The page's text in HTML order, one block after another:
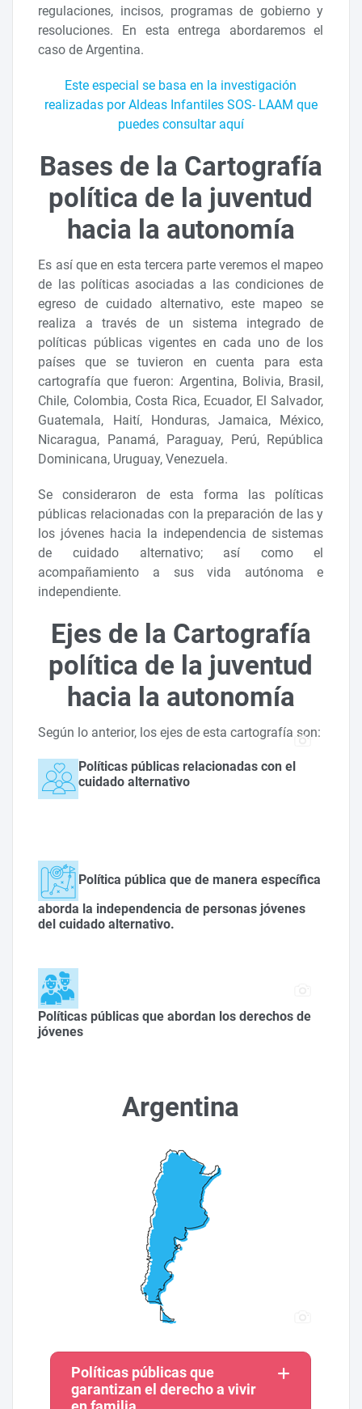
regulaciones, incisos, programas de gobierno y
resoluciones. En esta entrega abordaremos el
caso de Argentina.
Este especial se basa en la investigación
realizadas por Aldeas Infantiles SOS- LAAM que
puedes consultar aquí
Bases de la Cartografía
política de la juventud
hacia la autonomía
Es así que en esta tercera parte veremos el mapeo
de las políticas asociadas a las condiciones de
egreso de cuidado alternativo, este mapeo se
realiza a través de un sistema integrado de
políticas públicas vigentes en cada uno de los
países que se tuvieron en cuenta para esta
cartografía que fueron: Argentina, Bolivia, Brasil,
Chile, Colombia, Costa Rica, Ecuador, El Salvador,
Guatemala, Haití, Honduras, Jamaica, México,
Nicaragua, Panamá, Paraguay, Perú, República
Dominicana, Uruguay, Venezuela.
Se consideraron de esta forma las políticas
públicas relacionadas con la preparación de las y
los jóvenes hacia la independencia de sistemas
de cuidado alternativo; así como el
acompañamiento a sus vida autónoma e
independiente.
Ejes de la Cartografía
política de la juventud
hacia la autonomía
Según lo anterior, los ejes de esta cartografía son:
Políticas públicas relacionadas con el
cuidado alternativo
Política pública que de manera específica
aborda la independencia de personas jóvenes
del cuidado alternativo.
Políticas públicas que abordan los derechos de
jóvenes
Argentina
Políticas públicas que
garantizan el derecho a vivir